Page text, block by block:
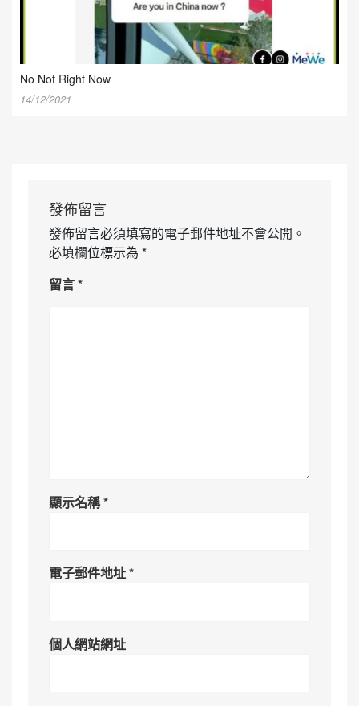
No Not Right Now
14/12/2021
發佈留言
發佈留言必須填寫的電子郵件地址不會公開。
必填欄位標示為 *
留言*
顯示名稱*
電子郵件地址*
個人網站網址